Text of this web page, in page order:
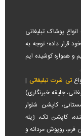
را در سال 1390 در زمینه انواع پوشاک تبلیغاتی
ای خود قرار داده؛ توجه به
و همواره کوشیده ایم
تی شرت تبلیغاتی |
جلیقه خبرنگاری)
کاپشن شلوار
کاپشن تک، ژیله
فرم، روپوش مردانه و